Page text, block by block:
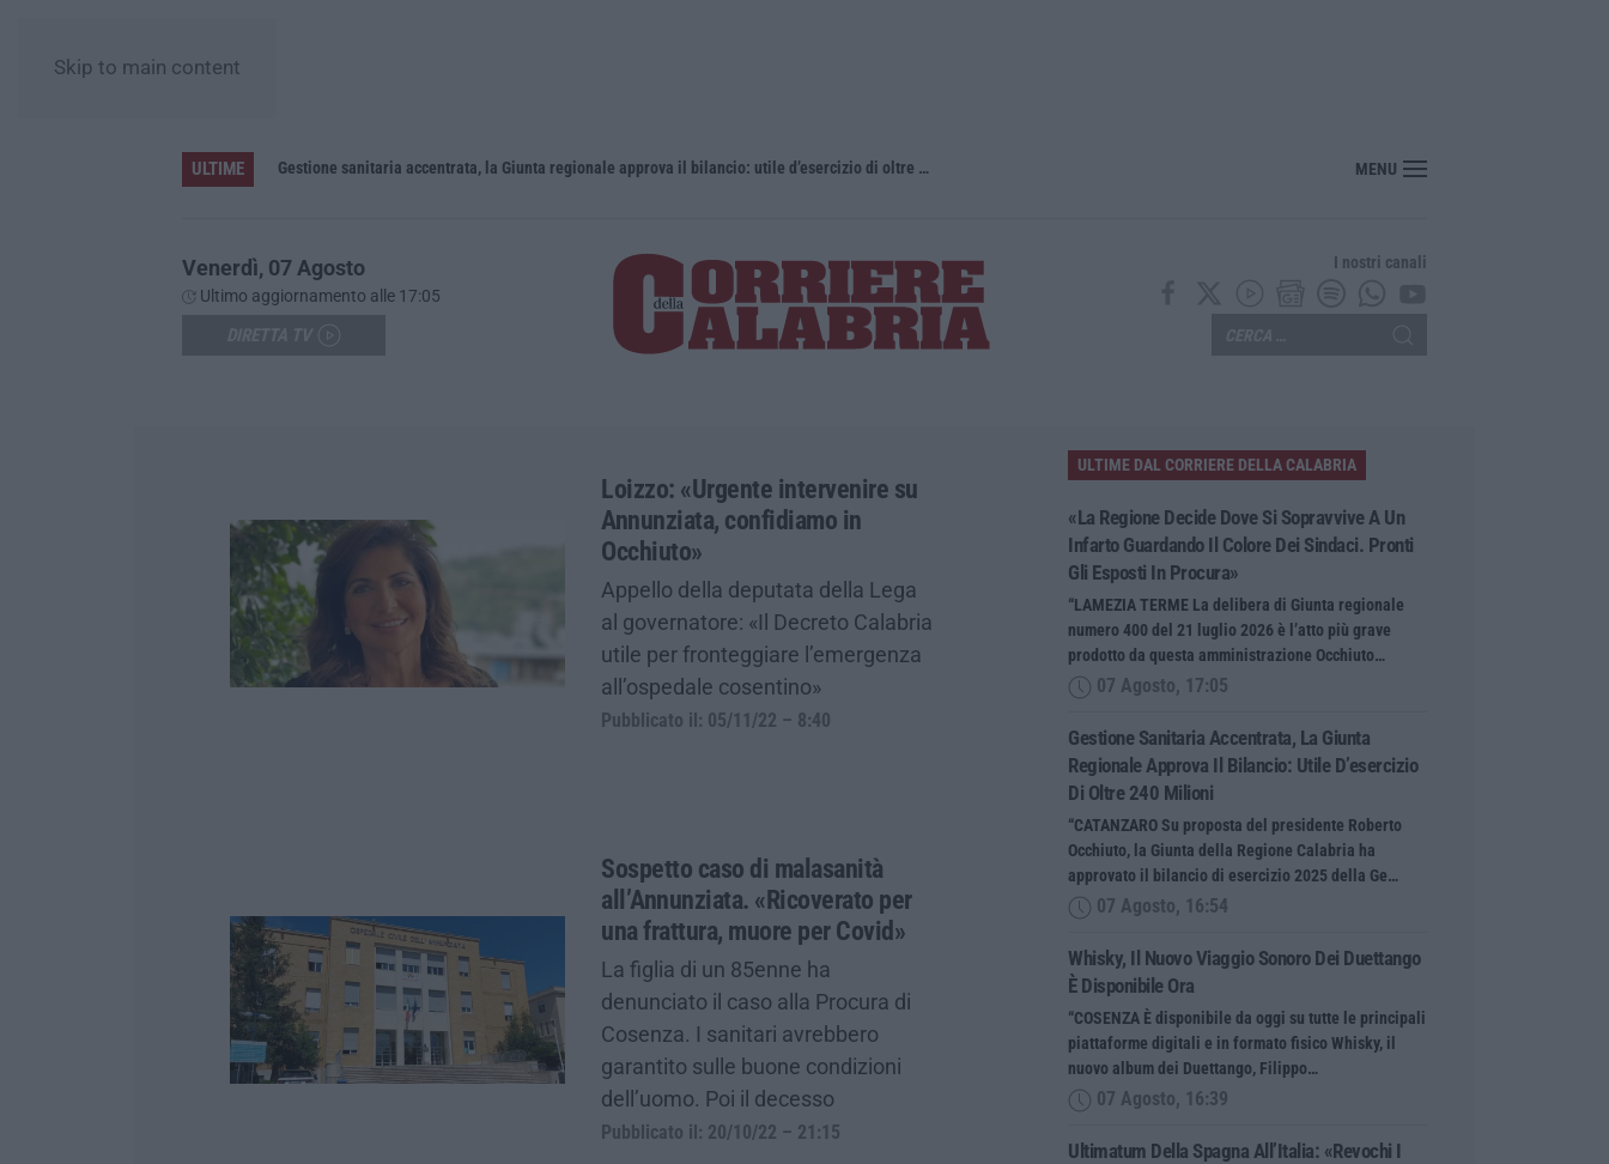
Skip to main content
ULTIME
«La Regione decide dove si sopravvive a un infarto guardando il colore dei sindaci. Pronti gli esposti in Procura» Gestione sanitaria accentrata, la Giunta regionale approva il bilancio: utile d’esercizio di oltre 240 milioni Whisky, il nuovo viaggio sonoro dei Duettango è disponibile ora
MENU
Venerdì, 07 Agosto
Ultimo aggiornamento alle 17:05
I nostri canali
Loizzo: «Urgente intervenire su
Annunziata, confidiamo in
Occhiuto»
Appello della deputata della Lega
al governatore: «Il Decreto Calabria
utile per fronteggiare l’emergenza
all’ospedale cosentino»
Pubblicato il: 05/11/22 – 8:40
Sospetto caso di malasanità
all’Annunziata. «Ricoverato per
una frattura, muore per Covid»
La figlia di un 85enne ha
denunciato il caso alla Procura di
Cosenza. I sanitari avrebbero
garantito sulle buone condizioni
dell’uomo. Poi il decesso
Pubblicato il: 20/10/22 – 21:15
ULTIME DAL CORRIERE DELLA CALABRIA
«La Regione Decide Dove Si Sopravvive A Un
Infarto Guardando Il Colore Dei Sindaci. Pronti
Gli Esposti In Procura»
“LAMEZIA TERME La delibera di Giunta regionale
numero 400 del 21 luglio 2026 è l’atto più grave
prodotto da questa amministrazione Occhiuto…
07 Agosto, 17:05
Gestione Sanitaria Accentrata, La Giunta
Regionale Approva Il Bilancio: Utile D’esercizio
Di Oltre 240 Milioni
“CATANZARO Su proposta del presidente Roberto
Occhiuto, la Giunta della Regione Calabria ha
approvato il bilancio di esercizio 2025 della Ge…
07 Agosto, 16:54
Whisky, Il Nuovo Viaggio Sonoro Dei Duettango
È Disponibile Ora
“COSENZA È disponibile da oggi su tutte le principali
piattaforme digitali e in formato fisico Whisky, il
nuovo album dei Duettango, Filippo…
07 Agosto, 16:39
Ultimatum Della Spagna All’Italia: «Revochi I